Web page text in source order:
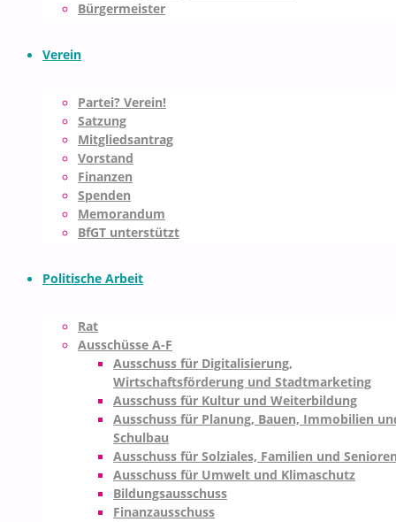
Bürgermeister
Verein
Partei? Verein!
Satzung
Mitgliedsantrag
Vorstand
Finanzen
Spenden
Memorandum
BfGT unterstützt
Politische Arbeit
Rat
Ausschüsse A-F
Ausschuss für Digitalisierung,
Wirtschaftsförderung und Stadtmarketing
Ausschuss für Kultur und Weiterbildung
Ausschuss für Planung, Bauen, Immobilien
Schulbau
Ausschuss für Solziales, Familien und
Ausschuss für Umwelt und Klimaschutz
Bildungsausschuss
Finanzausschuss